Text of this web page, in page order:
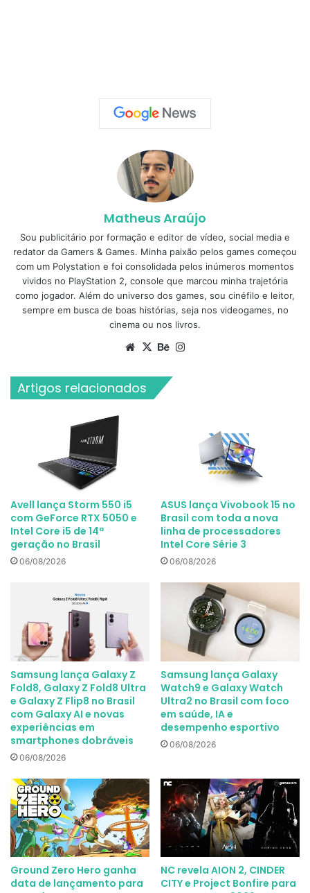
Matheus Araújo
Sou publicitário por formação e editor de vídeo, social media e
redator da Gamers & Games. Minha paixão pelos games começou
com um Polystation e foi consolidada pelos inúmeros momentos
vividos no PlayStation 2, console que marcou minha trajetória
como jogador. Além do universo dos games, sou cinéfilo e leitor,
sempre em busca de boas histórias, seja nos videogames, no
cinema ou nos livros.
Website
X Behance
Artigos relacionados
Avell lança Storm 550 i5
com GeForce RTX 5050 e
Intel Core i5 de 14ª
geração no Brasil
06/08/2026
ASUS lança Vivobook 15 no
Brasil com toda a nova
linha de processadores
Intel Core Série 3
06/08/2026
Samsung lança Galaxy Z
Fold8, Galaxy Z Fold8 Ultra
e Galaxy Z Flip8 no Brasil
com Galaxy AI e novas
experiências em
smartphones dobráveis
06/08/2026
Samsung lança Galaxy
Watch9 e Galaxy Watch
Ultra2 no Brasil com foco
em saúde, IA e
desempenho esportivo
06/08/2026
Ground Zero Hero ganha
data de lançamento para
NC revela AION 2, CINDER
CITY e Project Bonfire para